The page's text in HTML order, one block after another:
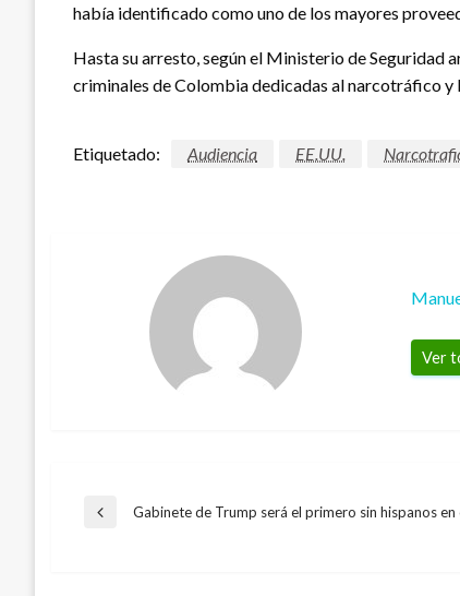
había identificado como uno de los mayores
Hasta su arresto, según el Ministerio de Seguridad
criminales de Colombia dedicadas al narcotráfico y
Etiquetado: Audiencia EE.UU.
Ver
Navegación
Entrada
Gabinete de Trump será el primero sin hispanos en